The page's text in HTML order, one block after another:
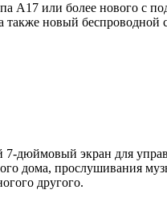
A17 или более нового с
также новый беспроводной
7-дюймовый экран для
дома, прослушивания
другого.